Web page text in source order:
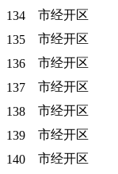
134
市经开区
135
市经开区
136
市经开区
137
市经开区
138
市经开区
139
市经开区
140
市经开区